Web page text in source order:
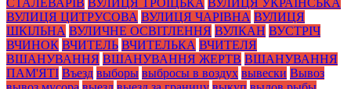
ВУЛИЦЯ ЦИТРУСОВА ВУЛИЦЯ ЧАРІВНА ВУЛИЦЯ
ШКІЛЬНА ВУЛИЧНЕ ОСВІТЛЕННЯ ВУЛКАН ВУСТРІЧ
ВЧИНОК ВЧИТЕЛЬ ВЧИТЕЛЬКА ВЧИТЕЛЯ
ВШАНУВАННЯ ВШАНУВАННЯ ЖЕРТВ ВШАНУВАННЯ
ПАМ'ЯТІ Въезд выборы выбросы в воздух вывески Вывоз